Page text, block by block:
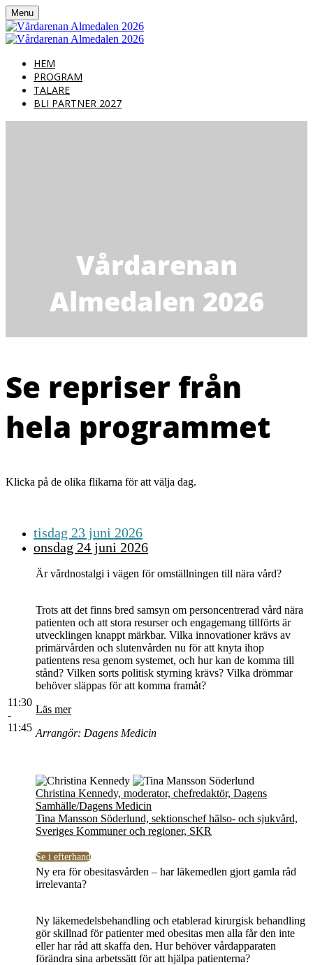
Menu
HEM
PROGRAM
TALARE
BLI PARTNER 2027
Vårdarenan
Almedalen 2026
Se repriser från
hela programmet
Klicka på de olika flikarna för att välja dag.
tisdag 23 juni 2026
onsdag 24 juni 2026
11:30
-
11:45
Är vårdnostalgi i vägen för omställningen till nära vård?
Trots att det finns bred samsyn om personcentrerad vård nära
patienten och att stora resurser och engagemang tillförts är
utvecklingen knappt märkbar. Vilka innovationer krävs av
primärvården och slutenvården nu för att knyta ihop
patientens resa genom systemet, och hur kan de komma till
stånd? Vilken sorts politisk styrning krävs? Vilka drömmar
behöver släppas för att komma framåt?
Läs mer
Arrangör: Dagens Medicin
Christina Kennedy, moderator, chefredaktör, Dagens
Samhälle/Dagens Medicin
Tina Mansson Söderlund, sektionschef hälso- och sjukvård,
Sveriges Kommuner och regioner, SKR
Se i efterhand
Ny era för obesitasvården – har läkemedlen gjort gamla råd
irrelevanta?
Ny läkemedelsbehandling och etablerad kirurgisk behandling
gör skillnad för patienter med obesitas men alla får den inte
eller har råd att skaffa den. Hur behöver vårdapparaten
förändra sina arbetssätt för att hjälpa patienterna?